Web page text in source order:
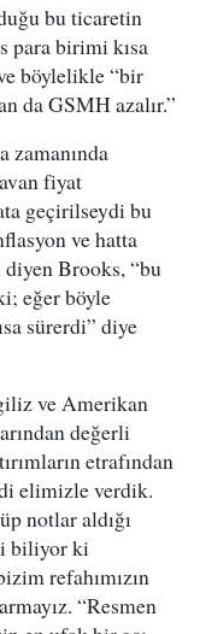
bu ticaretin
para birimi kısa
böylelikle “bir
da GSMH azalır.”
zamanında
fiyat
geçirilseydi bu
ve hatta
Brooks, “bu
eğer böyle
sürerdi” diye
ve Amerikan
değerli
etrafından
elimizle verdik.
notlar aldığı
biliyor ki
refahımızın
“Resmen